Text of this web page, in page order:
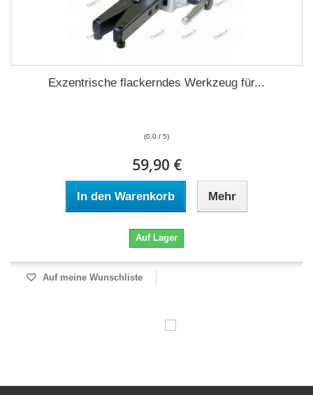
Exzentrische flackerndes Werkzeug für...
(0.0 / 5)
59,90 €
In den Warenkorb Mehr
Auf Lager
Auf meine Wunschliste